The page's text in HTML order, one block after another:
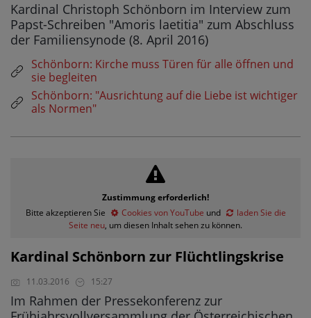
Kardinal Christoph Schönborn im Interview zum
Papst-Schreiben "Amoris laetitia" zum Abschluss
der Familiensynode (8. April 2016)
Schönborn: Kirche muss Türen für alle öffnen und
sie begleiten
Schönborn: "Ausrichtung auf die Liebe ist wichtiger
als Normen"
Zustimmung erforderlich!
Bitte akzeptieren Sie
Cookies von YouTube und
laden Sie die
Seite neu, um diesen Inhalt sehen zu können.
Kardinal Schönborn zur Flüchtlingskrise
11.03.2016 15:27
Im Rahmen der Pressekonferenz zur